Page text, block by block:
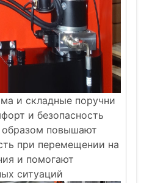
и складные поручни
и безопасность
образом повышают
при перемещении на
и помогают
ситуаций